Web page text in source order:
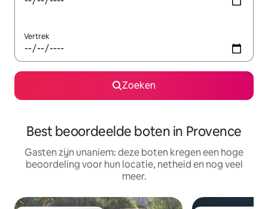
Vertrek
Zoeken
Best beoordeelde boten in Provence
Gasten zijn unaniem: deze boten kregen een hoge
beoordeling voor hun locatie, netheid en nog veel
meer.